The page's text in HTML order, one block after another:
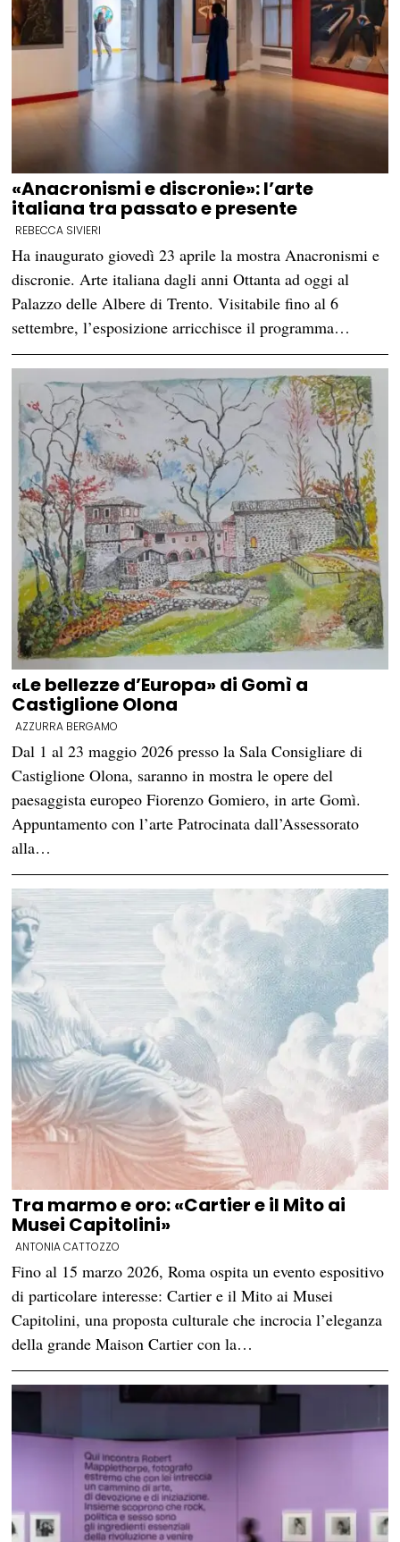
«Anacronismi e discronie»: l’arte
italiana tra passato e presente
REBECCA SIVIERI
Ha inaugurato giovedì 23 aprile la mostra Anacronismi e
discronie. Arte italiana dagli anni Ottanta ad oggi al
Palazzo delle Albere di Trento. Visitabile fino al 6
settembre, l’esposizione arricchisce il programma…
«Le bellezze d’Europa» di Gomì a
Castiglione Olona
AZZURRA BERGAMO
Dal 1 al 23 maggio 2026 presso la Sala Consigliare di
Castiglione Olona, saranno in mostra le opere del
paesaggista europeo Fiorenzo Gomiero, in arte Gomì.
Appuntamento con l’arte Patrocinata dall’Assessorato
alla…
Tra marmo e oro: «Cartier e il Mito ai
Musei Capitolini»
ANTONIA CATTOZZO
Fino al 15 marzo 2026, Roma ospita un evento espositivo
di particolare interesse: Cartier e il Mito ai Musei
Capitolini, una proposta culturale che incrocia l’eleganza
della grande Maison Cartier con la…